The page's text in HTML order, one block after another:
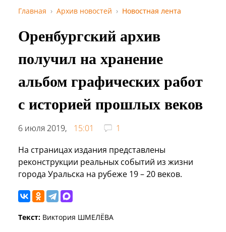
Главная Архив новостей Новостная лента
Оренбургский архив
получил на хранение
альбом графических работ
с историей прошлых веков
6 июля 2019, 15:01
1
На страницах издания представлены
реконструкции реальных событий из жизни
города Уральска на рубеже 19 – 20 веков.
Текст: Виктория ШМЕЛЁВА